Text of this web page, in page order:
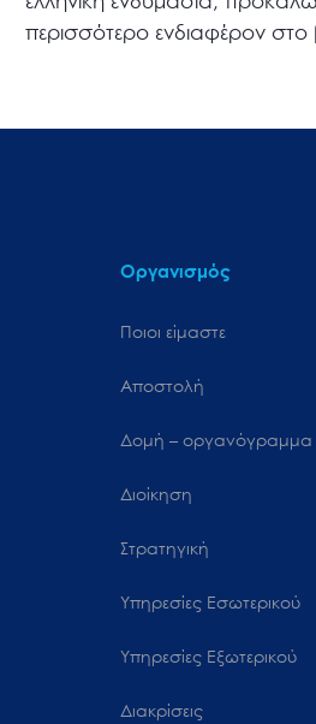
περισσότερο ενδιαφέρον στο
Οργανισμός
Ποιοι είμαστε
Αποστολή
Δομή – οργανόγραμμα
Διοίκηση
Στρατηγική
Υπηρεσίες Εσωτερικού
Υπηρεσίες Εξωτερικού
Διακρίσεις